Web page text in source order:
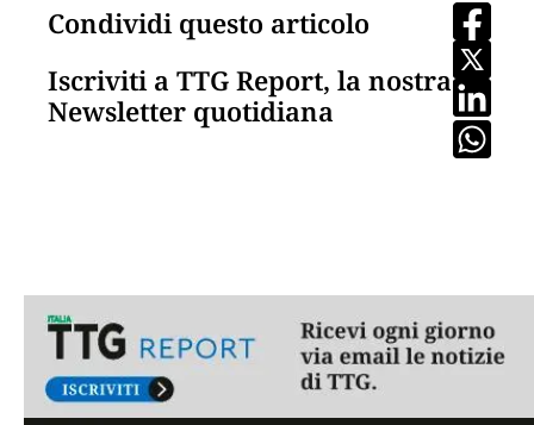
Condividi questo articolo
Iscriviti a TTG Report, la nostra
Newsletter quotidiana